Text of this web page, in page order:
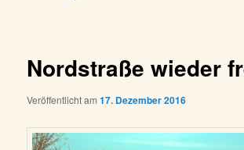
Nordstraße wieder
Veröffentlicht am17. Dezember 2016